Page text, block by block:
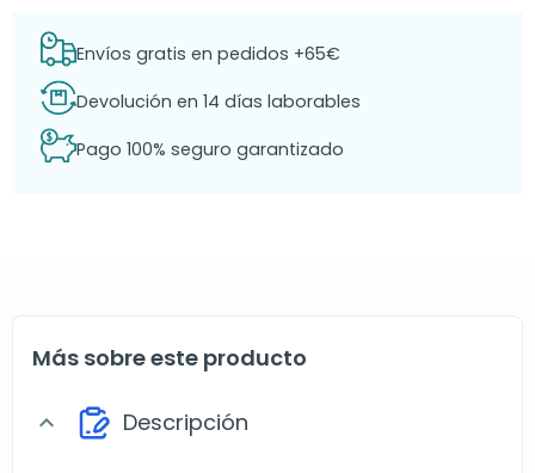
Envíos gratis en pedidos +65€
Devolución en 14 días laborables
Pago 100% seguro garantizado
Más sobre este producto
expand_more Descripción